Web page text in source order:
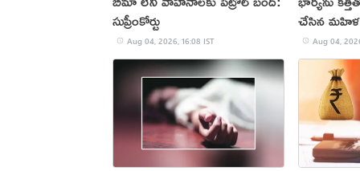
సుప్రీంకోర్టు
Aug 04, 2026, 16:08 IST
చేసిన మహిళ
Aug 04,